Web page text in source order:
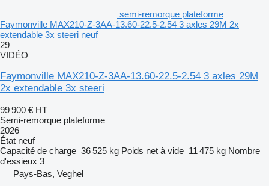
semi-remorque plateforme
Faymonville MAX210-Z-3AA-13.60-22.5-2.54 3 axles 29M 2x
extendable 3x steeri neuf
29
VIDÉO
Faymonville MAX210-Z-3AA-13.60-22.5-2.54 3 axles 29M
2x extendable 3x steeri
99 900 € HT
Semi-remorque plateforme
2026
État neuf
Capacité de charge 36 525 kg Poids net à vide 11 475 kg Nombre
d'essieux 3
Pays-Bas, Veghel